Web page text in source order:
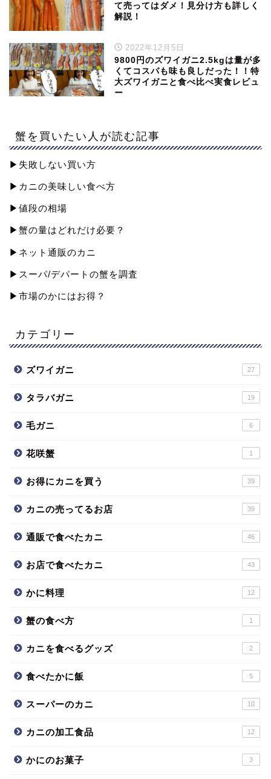
て売ってはダメ！見分け方も詳しく
解説！
2022年12月5日
9800円のズワイガニ2.5kgは量が多
くてコスパも味も良しだった！！特
大ズワイガニと食べ比べ実食レビュ
ー
蟹を買いたい人が読む記事
▶︎失敗しない買い方
▶︎カニの美味しい食べ方
▶︎値段の相場
▶︎蟹の量はどれだけ必要？
▶︎ネット通販のカニ
▶︎スーパ/デパートの蟹を調査
▶︎市場のかにはお得？
カテゴリー
ズワイガニ 27
タラバガニ 19
毛ガニ 6
花咲蟹 1
お得にカニを買う 39
カニの売ってるお店 39
通販で食べたカニ 46
お店で食べたカニ 43
かに料理 12
蟹の食べ方 1
カニを食べるグッズ 2
食べたかに飯 5
スーパーのカニ 10
カニの加工食品 12
かにのお菓子 3